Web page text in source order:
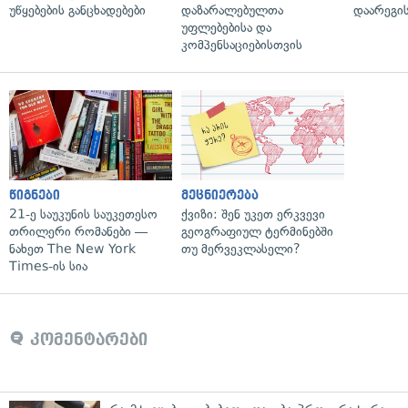
უწყებების განცხადებები
დაზარალებულთა
უფლებებისა და
კომპენსაციებისთვის
წიგნები
21-ე საუკუნის საუკეთესო
თრილერი რომანები —
ნახეთ The New York
Times-ის სია
მეცნიერება
ქვიზი: შენ უკეთ ერკვევი
გეოგრაფიულ ტერმინებში
თუ მერვეკლასელი?
კომენტარები